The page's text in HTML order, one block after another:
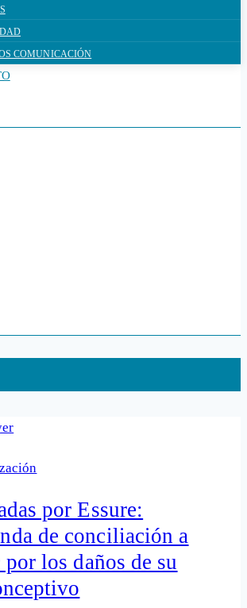
COMUNICACIÓN
por Essure:
de conciliación a
los daños de su